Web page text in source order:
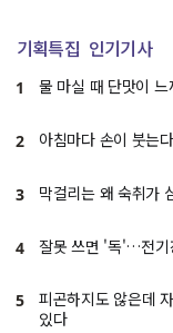
기획특집 인기기사
1 물 마실 때 단맛이
2 아침마다 손이 붓는
3 막걸리는 왜 숙취가
4 잘못 쓰면 '독'…전기
5
피곤하지도 않은데
있다